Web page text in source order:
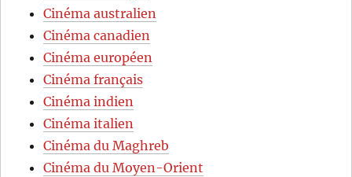
Cinéma australien
Cinéma canadien
Cinéma européen
Cinéma français
Cinéma indien
Cinéma italien
Cinéma du Maghreb
Cinéma du Moyen-Orient